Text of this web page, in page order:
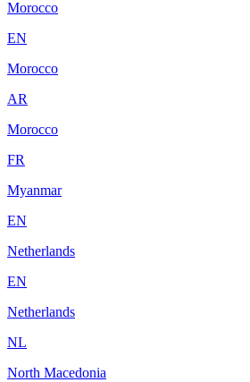
Morocco
EN
Morocco
AR
Morocco
FR
Myanmar
EN
Netherlands
EN
Netherlands
NL
North Macedonia